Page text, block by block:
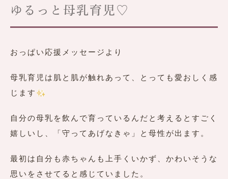
ゆるっと母乳育児♡
おっぱい応援メッセージより
母乳育児は肌と肌が触れあって、とっても愛おしく感
じます
自分の母乳を飲んで育っているんだと考えるとすごく
嬉しいし、「守ってあげなきゃ」と母性が出ます。
最初は自分も赤ちゃんも上手くいかず、かわいそうな
思いをさせてると感じていました。